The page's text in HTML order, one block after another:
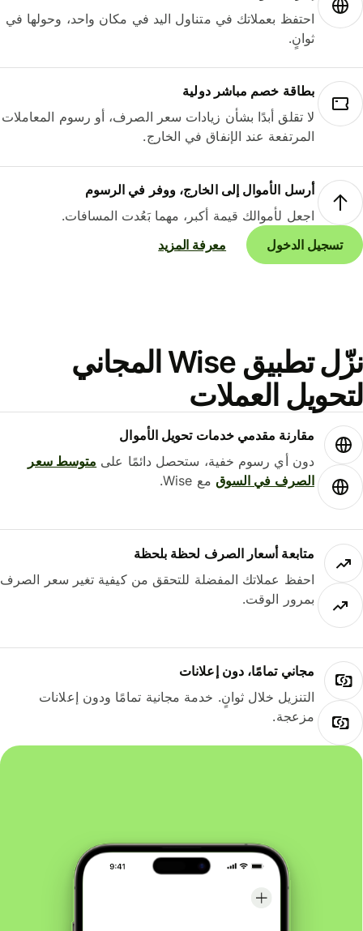
احتفظ بعملاتك في متناول اليد في مكان واحد، وحولها في
ثوانٍ.
بطاقة خصم مباشر دولية
لا تقلق أبدًا بشأن زيادات سعر الصرف، أو رسوم المعاملات
المرتفعة عند الإنفاق في الخارج.
أرسل الأموال إلى الخارج، ووفر في الرسوم
اجعل لأموالك قيمة أكبر، مهما بَعُدت المسافات.
تسجيل الدخول
معرفة المزيد
نزّل تطبيق Wise المجاني
العملات
مقارنة مقدمي خدمات تحويل الأموال
دون أي رسوم خفية، ستحصل دائمًا علىمتوسط ​​سعر
الصرف في السوقمع Wise.
متابعة أسعار الصرف لحظة بلحظة
احفظ عملاتك المفضلة للتحقق من كيفية تغير سعر الصرف
بمرور الوقت.
مجاني تمامًا، دون إعلانات
التنزيل خلال ثوانٍ. خدمة مجانية تمامًا ودون إعلانات
مزعجة.